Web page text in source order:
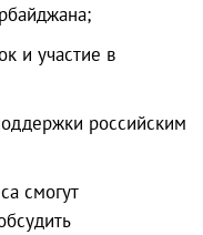
и участие в
российским
смогут